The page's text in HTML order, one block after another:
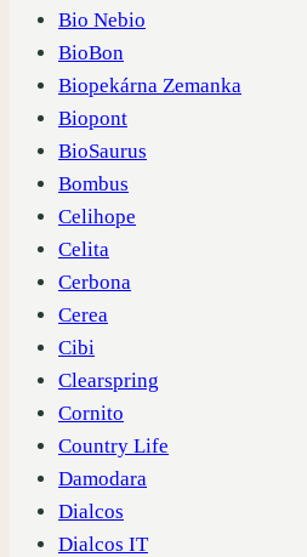
Bio Nebio
BioBon
Biopekárna Zemanka
Biopont
BioSaurus
Bombus
Celihope
Celita
Cerbona
Cerea
Cibi
Clearspring
Cornito
Country Life
Damodara
Dialcos
Dialcos IT